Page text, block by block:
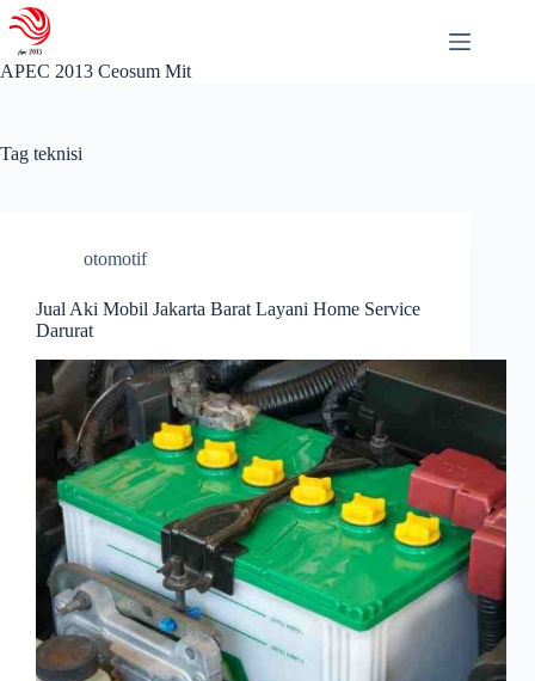
Skip
to
content
APEC 2013 Ceosum Mit
Tag teknisi
otomotif
Jual Aki Mobil Jakarta Barat Layani Home Service
Darurat